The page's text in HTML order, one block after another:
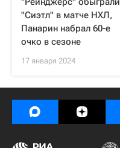
"Сиэтл" в матче НХЛ,
Панарин набрал 60-е
очко в сезоне
17 января 2024